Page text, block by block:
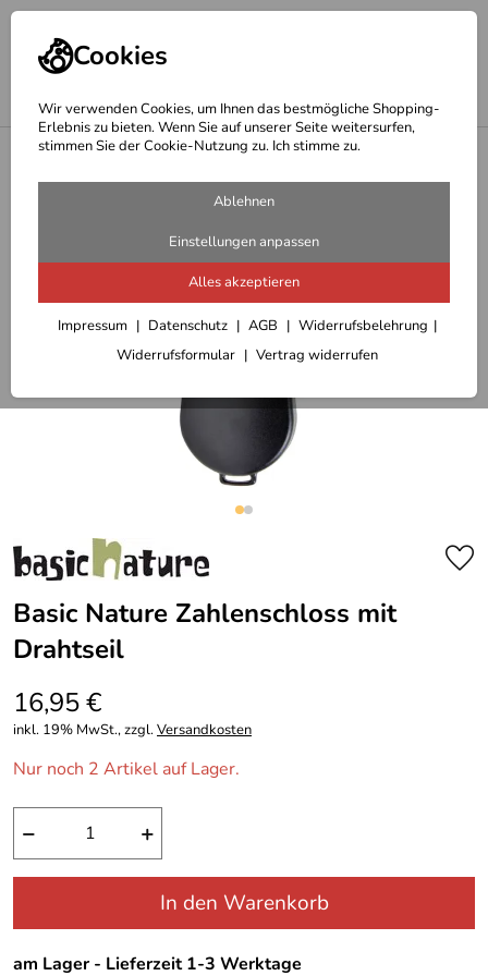
Cookies
Wir verwenden Cookies, um Ihnen das bestmögliche Shopping-
Erlebnis zu bieten. Wenn Sie auf unserer Seite weitersurfen,
stimmen Sie der Cookie-Nutzung zu. Ich stimme zu.
Ablehnen
Einstellungen anpassen
Alles akzeptieren
Impressum Datenschutz AGB
Widerrufsbelehrung
Widerrufsformular
Vertrag widerrufen
Reisetaschen
Basic Nature Zahlenschloss mit
Drahtseil
16,95 €
inkl. 19% MwSt., zzgl.Versandkosten
Nur noch 2 Artikel auf Lager.
− +
In den Warenkorb
am Lager - Lieferzeit 1-3 Werktage